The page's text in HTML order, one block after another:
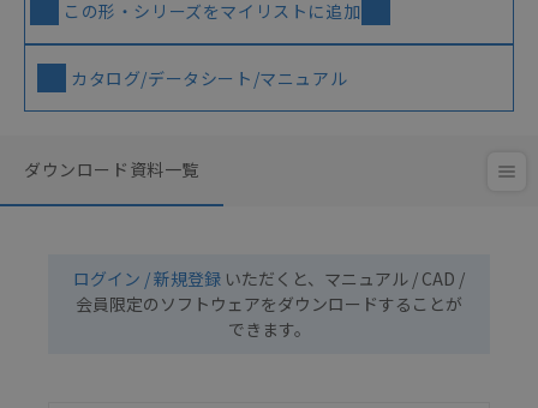
この形・シリーズをマイリストに追加
カタログ/データシート/マニュアル
ダウンロード資料一覧
ログイン / 新規登録 いただくと、マニュアル / CAD /
会員限定のソフトウェアをダウンロードすることが
できます。